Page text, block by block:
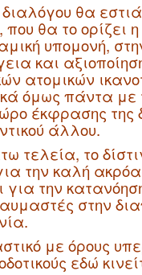
θα
θα το ορίζει
υπομονή,
και
ατομικών
όμως πάντα με
έκφρασης της
άλλου.
τελεία, το
την καλή
την
στην
με όρους
εδώ